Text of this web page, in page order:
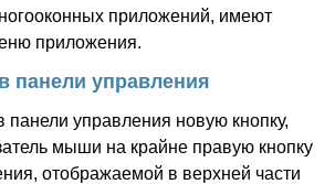
приложений, имеют
приложения.
панели управления
панели управления новую кнопку,
мыши на крайне правую кнопку
отображаемой в верхней части